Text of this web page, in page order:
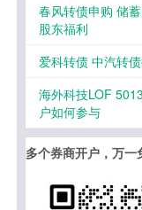
春风转债申购 储
股东福利
爱科转债 中汽转
海外科技LOF
户如何参与
多个券商开户，万一